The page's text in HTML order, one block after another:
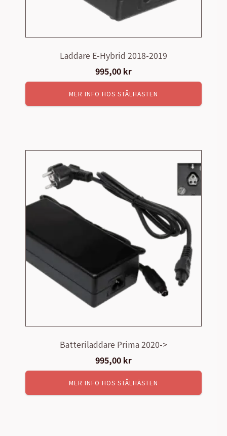
Laddare E-Hybrid 2018-2019
995,00 kr
MER INFO HOS STÅLHÄSTEN
Batteriladdare Prima 2020->
995,00 kr
MER INFO HOS STÅLHÄSTEN